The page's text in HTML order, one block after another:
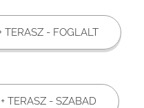
TERASZ - FOGLALT
TERASZ - SZABAD